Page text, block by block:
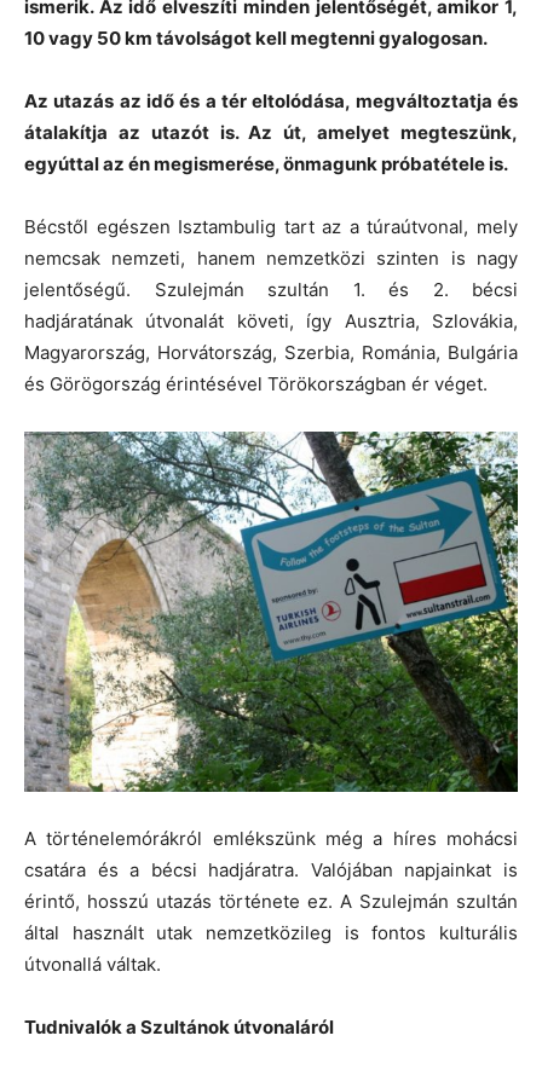
ismerik. Az idő elveszíti minden jelentőségét, amikor 1,
10 vagy 50 km távolságot kell megtenni gyalogosan.
Az utazás az idő és a tér eltolódása, megváltoztatja és
átalakítja az utazót is. Az út, amelyet megteszünk,
egyúttal az én megismerése, önmagunk próbatétele is.
Bécstől egészen Isztambulig tart az a túraútvonal, mely
nemcsak nemzeti, hanem nemzetközi szinten is nagy
jelentőségű. Szulejmán szultán 1. és 2. bécsi
hadjáratának útvonalát követi, így Ausztria, Szlovákia,
Magyarország, Horvátország, Szerbia, Románia, Bulgária
és Görögország érintésével Törökországban ér véget.
A történelemórákról emlékszünk még a híres mohácsi
csatára és a bécsi hadjáratra. Valójában napjainkat is
érintő, hosszú utazás története ez. A Szulejmán szultán
által használt utak nemzetközileg is fontos kulturális
útvonallá váltak.
Tudnivalók a Szultánok útvonaláról